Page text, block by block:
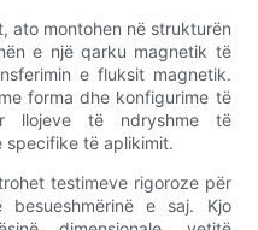
ato montohen në strukturën
e një qarku magnetik të
e fluksit magnetik.
forma dhe konfigurime të
llojeve të ndryshme të
specifike të aplikimit.
testimeve rigoroze për
besueshmërinë e saj. Kjo